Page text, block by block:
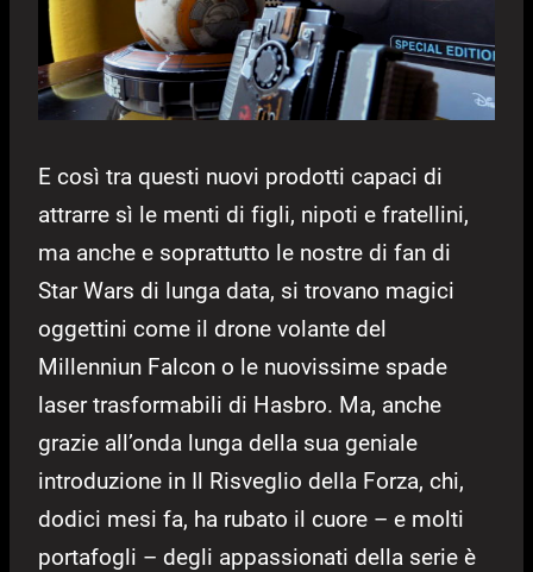
E così tra questi nuovi prodotti capaci di
attrarre sì le menti di figli, nipoti e fratellini,
ma anche e soprattutto le nostre di fan di
Star Wars di lunga data, si trovano magici
oggettini come il drone volante del
Millenniun Falcon o le nuovissime spade
laser trasformabili di Hasbro. Ma, anche
grazie all’onda lunga della sua geniale
introduzione in Il Risveglio della Forza, chi,
dodici mesi fa, ha rubato il cuore – e molti
portafogli – degli appassionati della serie è